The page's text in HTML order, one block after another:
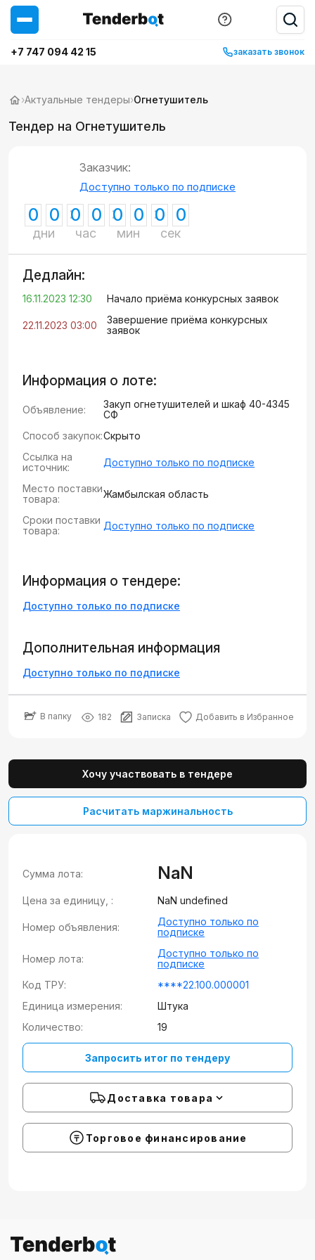
+7 747 094 42 15 заказать звонок
›Актуальные тендеры›Огнетушитель
Тендер на Огнетушитель
Заказчик:
Доступно только по подписке
0 0
дни
0 0
час
0 0
мин
0 0
сек
Дедлайн:
16.11.2023 12:30 Начало приёма конкурсных заявок
22.11.2023 03:00
Завершение приёма конкурсных
заявок
Информация о лоте:
Объявление:
Закуп огнетушителей и шкаф 40-4345
СФ
Способ закупок:Скрыто
Ссылка на
источник:
Доступно только по подписке
Место поставки
товара:
Жамбылская область
Сроки поставки
товара:
Доступно только по подписке
Информация о тендере:
Доступно только по подписке
Дополнительная информация
Доступно только по подписке
В папку 182 Записка Добавить в Избранное
Хочу участвовать в тендере
Расчитать маржинальность
Сумма лота: NaN
Цена за единицу, : NaN undefined
Номер объявления:
Доступно только по
подписке
Номер лота:
Доступно только по
подписке
Код ТРУ:
****22.100.000001
Единица измерения:
Штука
Количество:
19
Запросить итог по тендеру
Доставка товара
Торговое финансирование